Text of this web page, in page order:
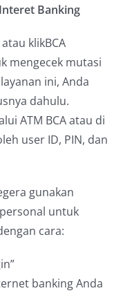
Banking
klikBCA
mengecek mutasi
ini, Anda
dahulu.
ATM BCA atau di
user ID, PIN, dan
gunakan
untuk
cara:
banking Anda